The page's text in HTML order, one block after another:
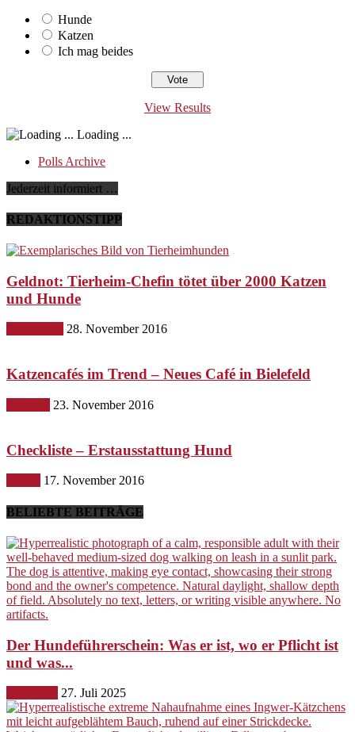
Hunde
Katzen
Ich mag beides
View Results
Loading ...
Polls Archive
Jederzeit informiert …
REDAKTIONSTIPP
Geldnot: Tierheim-Chefin tötet über 2000 Katzen
und Hunde
28. November 2016
Katzencafés im Trend – Neues Café in Bielefeld
23. November 2016
Checkliste – Erstausstattung Hund
17. November 2016
BELIEBTE BEITRÄGE
Der Hundeführerschein: Was er ist, wo er Pflicht ist
und was...
27. Juli 2025